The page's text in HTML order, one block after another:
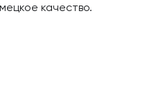
качество.